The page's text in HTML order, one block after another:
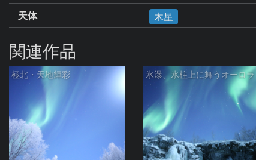
天体
木星
関連作品
極北・天地輝彩 氷瀑、氷柱上に舞うオーロラ